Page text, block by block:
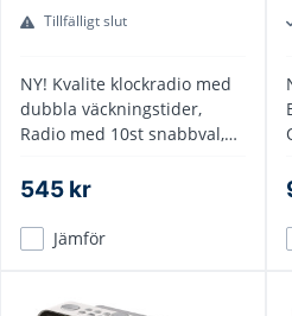
Tillfälligt slut
NY! Kvalite klockradio med
dubbla väckningstider,
Radio med 10st snabbval,
545 kr
Jämför